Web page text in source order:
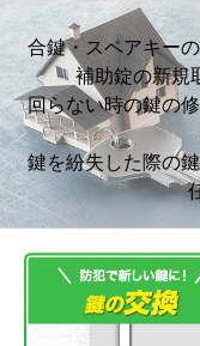
合鍵・スペアキー
補助錠の新規
回らない時の鍵の
鍵を紛失した際の